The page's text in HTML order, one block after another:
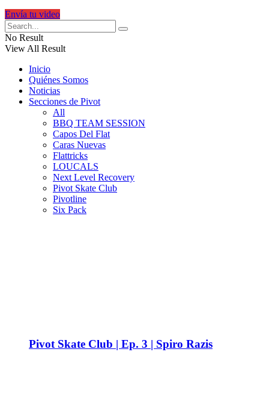
Envía tu video
No Result
View All Result
Inicio
Quiénes Somos
Noticias
Secciones de Pivot
All
BBQ TEAM SESSION
Capos Del Flat
Caras Nuevas
Flattricks
LOUCALS
Next Level Recovery
Pivot Skate Club
Pivotline
Six Pack
Pivot Skate Club | Ep. 3 | Spiro Razis